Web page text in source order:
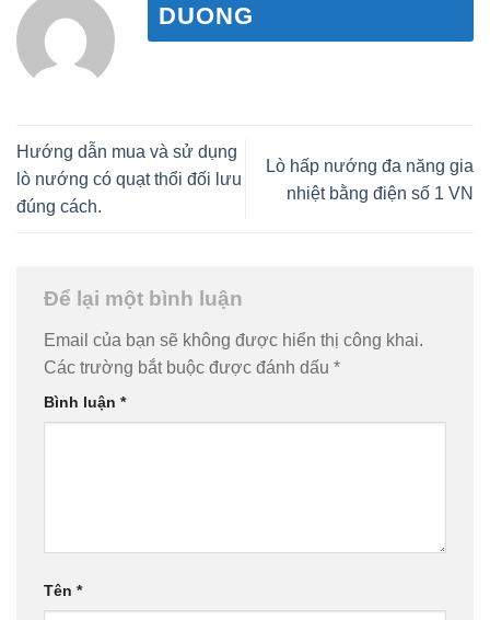
DUONG
Hướng dẫn mua và sử dụng
lò nướng có quạt thổi đối lưu
đúng cách.
Lò hấp nướng đa năng gia
nhiệt bằng điện số 1 VN
Để lại một bình luận
Email của bạn sẽ không được hiển thị công khai.
Các trường bắt buộc được đánh dấu *
Bình luận *
Tên *